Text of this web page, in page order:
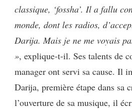
classique, ‘fossha’. Il a fallu
monde, dont les radios,
Darija. Mais je ne me voyais
», explique-t-il. Ses talents de
manager ont servi sa cause. Il
Darija, première étape dans sa
l’ouverture de sa musique, il